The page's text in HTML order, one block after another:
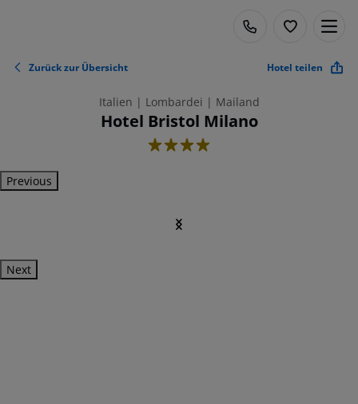
Zurück zur Übersicht Hotel teilen
Italien | Lombardei | Mailand
Hotel Bristol Milano
4
Previous
Next